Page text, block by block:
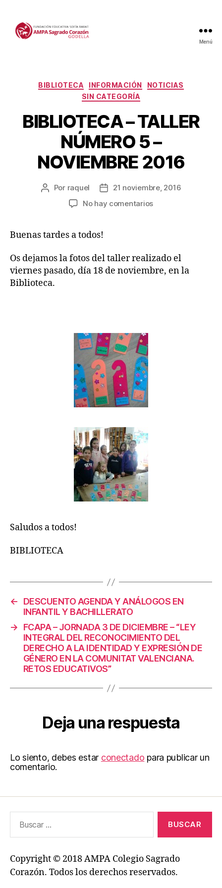
Menú
Categorías
BIBLIOTECA INFORMACIÓN
NOTICIAS
SIN CATEGORÍA
BIBLIOTECA – TALLER
NÚMERO 5 –
NOVIEMBRE 2016
Autor
Por raquel
Fecha
la
21 noviembre, 2016
No hay comentariosen
5
–
Buenas tardes a todos!
Os dejamos la fotos del taller realizado el
viernes pasado, día 18 de noviembre, en la
Biblioteca.
Saludos a todos!
BIBLIOTECA
←
DESCUENTO AGENDA Y ANÁLOGOS EN
INFANTIL Y BACHILLERATO
→
FCAPA – JORNADA 3 DE DICIEMBRE – “LEY
INTEGRAL DEL RECONOCIMIENTO DEL
DERECHO A LA IDENTIDAD Y EXPRESIÓN DE
GÉNERO EN LA COMUNITAT VALENCIANA.
RETOS EDUCATIVOS”
Deja una respuesta
Lo siento, debes estar conectado para publicar un
comentario.
Copyright © 2018 AMPA Colegio Sagrado
Corazón. Todos los derechos reservados.